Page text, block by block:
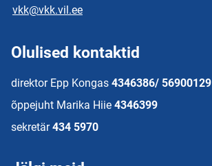
vkk@vkk.vil.ee
Olulised kontaktid
direktor Epp Kongas 4346386/ 56900129
õppejuht Marika Hiie 4346399
sekretär 434 5970